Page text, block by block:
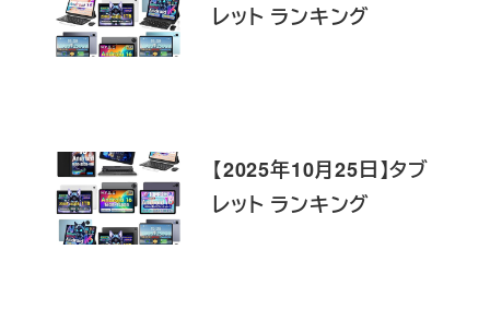
レット ランキング
【2025年10月25日】タブ
レット ランキング